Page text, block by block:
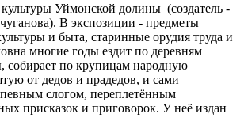
Уймонской долины (создатель -
В экспозиции - предметы
и быта, старинные орудия труда и
многие годы ездит по деревням
собирает по крупицам народную
от дедов и прадедов, и сами
слогом, переплетённым
присказок и приговорок. У неё издан